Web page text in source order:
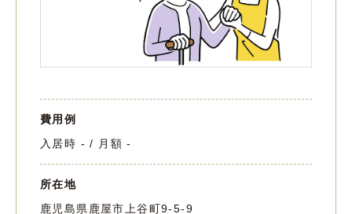
費用例
入居時 - / 月額 -
所在地
鹿児島県鹿屋市上谷町9-5-9